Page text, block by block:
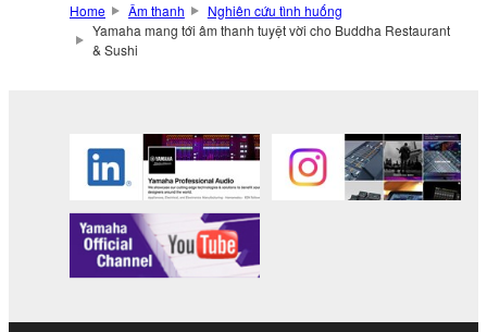
Home Âm thanh
Nghiên cứu tình huống
Yamaha mang tới âm thanh tuyệt vời cho Buddha Restaurant
& Sushi